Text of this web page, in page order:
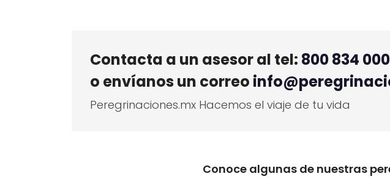
Contacta a un asesor al tel: 800 834
o envíanos un correo
Peregrinaciones.mx Hacemos el viaje de tu vida
Conoce algunas de nuestras